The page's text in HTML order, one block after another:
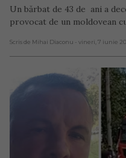
Un bărbat de 43 de ani a
provocat de un moldovean
Scris de Mihai Diaconu - vineri, 7 iunie